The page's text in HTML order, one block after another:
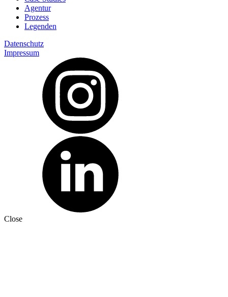
Agentur
Prozess
Legenden
Datenschutz
Impressum
Close